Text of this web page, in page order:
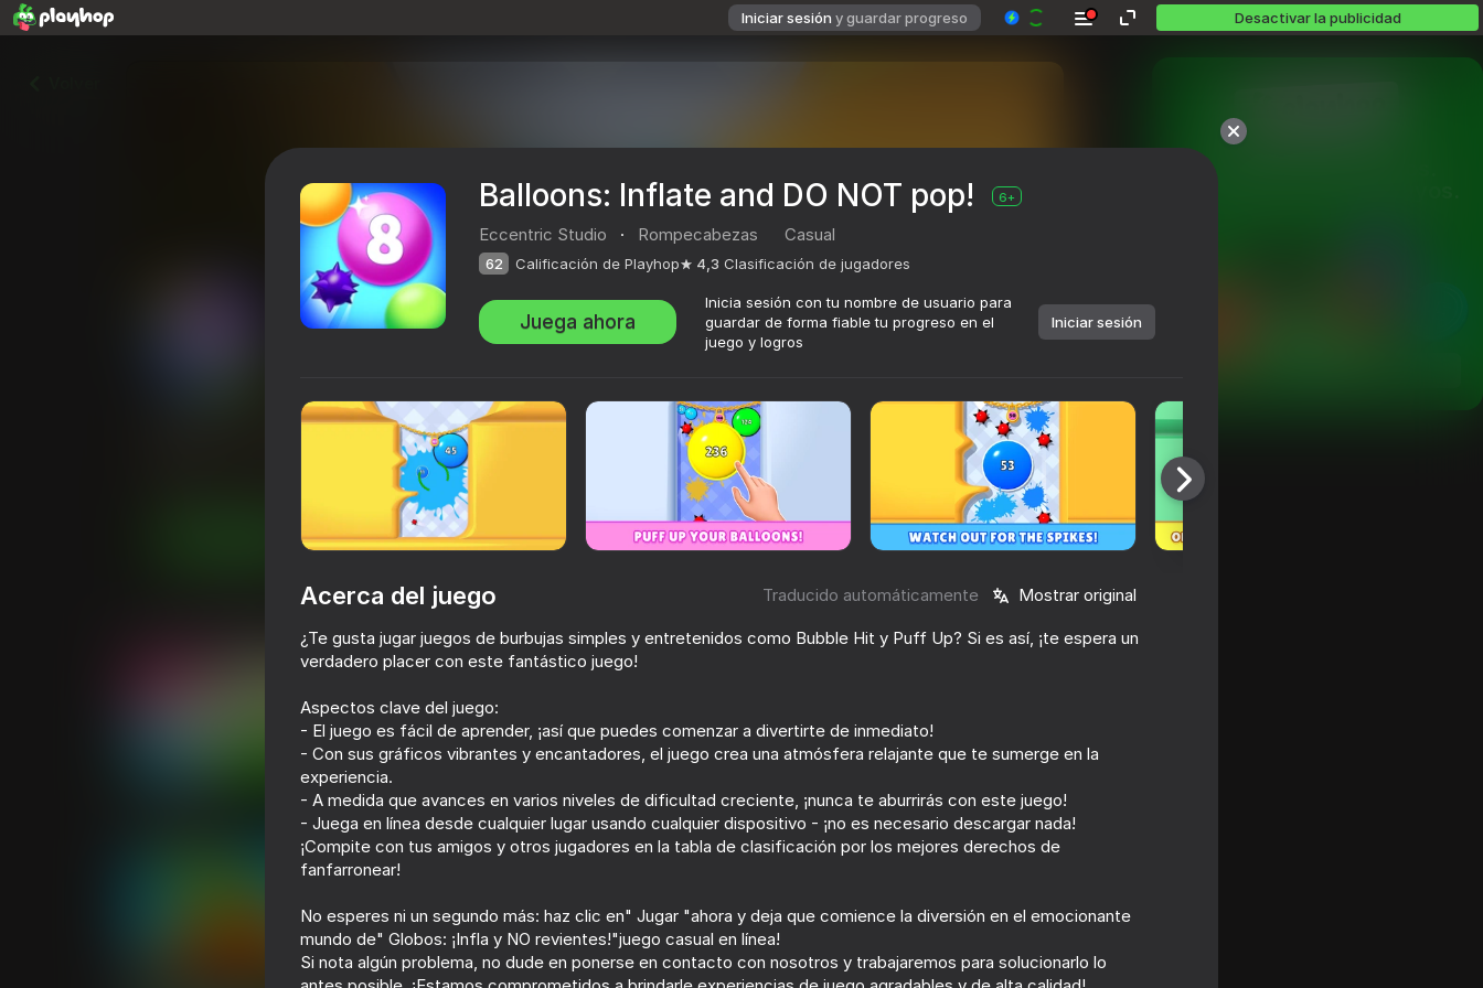
Iniciar sesión y guardar progreso Desactivar la publicidad
Más de 10,000 juegos.
Balloons: Inflate and DO NOT pop!
4,3 Clasificación de jugadores
Eccentric Studio
67
¡Copia de Arma! Super knife. Cutting blade
No Pain No Gain - Ragdoll
Sandbox
64 60 67
Balloons: Inflate and DO NOT pop! 6+
Eccentric Studio · Rompecabezas Casual
62 Calificación de Playhop 4,3 Clasificación de jugadores
Juega ahora
Inicia sesión con tu nombre de usuario para
guardar de forma fiable tu progreso en el
juego y logros
Iniciar sesión
Acerca del juego Traducido automáticamente Mostrar original
¿Te gusta jugar juegos de burbujas simples y entretenidos como Bubble Hit y Puff Up? Si es así, ¡te espera un
verdadero placer con este fantástico juego!
Aspectos clave del juego:
- El juego es fácil de aprender, ¡así que puedes comenzar a divertirte de inmediato!
- Con sus gráficos vibrantes y encantadores, el juego crea una atmósfera relajante que te sumerge en la
experiencia.
- A medida que avances en varios niveles de dificultad creciente, ¡nunca te aburrirás con este juego!
- Juega en línea desde cualquier lugar usando cualquier dispositivo - ¡no es necesario descargar nada!
¡Compite con tus amigos y otros jugadores en la tabla de clasificación por los mejores derechos de
fanfarronear!
No esperes ni un segundo más: haz clic en" Jugar "ahora y deja que comience la diversión en el emocionante
mundo de" Globos: ¡Infla y NO revientes!"juego casual en línea!
Si nota algún problema, no dude en ponerse en contacto con nosotros y trabajaremos para solucionarlo lo